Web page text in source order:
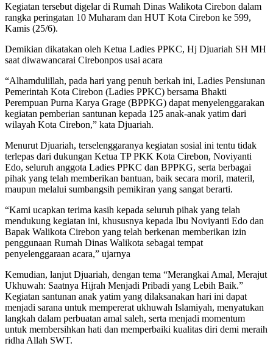
Kegiatan tersebut digelar di Rumah Dinas Walikota Cirebon dalam
rangka peringatan 10 Muharam dan HUT Kota Cirebon ke 599,
Kamis (25/6).
Demikian dikatakan oleh Ketua Ladies PPKC, Hj Djuariah SH MH
saat diwawancarai Cirebonpos usai acara
“Alhamdulillah, pada hari yang penuh berkah ini, Ladies Pensiunan
Pemerintah Kota Cirebon (Ladies PPKC) bersama Bhakti
Perempuan Purna Karya Grage (BPPKG) dapat menyelenggarakan
kegiatan pemberian santunan kepada 125 anak-anak yatim dari
wilayah Kota Cirebon,” kata Djuariah.
Menurut Djuariah, terselenggaranya kegiatan sosial ini tentu tidak
terlepas dari dukungan Ketua TP PKK Kota Cirebon, Noviyanti
Edo, seluruh anggota Ladies PPKC dan BPPKG, serta berbagai
pihak yang telah memberikan bantuan, baik secara moril, materil,
maupun melalui sumbangsih pemikiran yang sangat berarti.
“Kami ucapkan terima kasih kepada seluruh pihak yang telah
mendukung kegiatan ini, khususnya kepada Ibu Noviyanti Edo dan
Bapak Walikota Cirebon yang telah berkenan memberikan izin
penggunaan Rumah Dinas Walikota sebagai tempat
penyelenggaraan acara,” ujarnya
Kemudian, lanjut Djuariah, dengan tema “Merangkai Amal, Merajut
Ukhuwah: Saatnya Hijrah Menjadi Pribadi yang Lebih Baik.”
Kegiatan santunan anak yatim yang dilaksanakan hari ini dapat
menjadi sarana untuk mempererat ukhuwah Islamiyah, menyatukan
langkah dalam perbuatan amal saleh, serta menjadi momentum
untuk membersihkan hati dan memperbaiki kualitas diri demi meraih
ridha Allah SWT.